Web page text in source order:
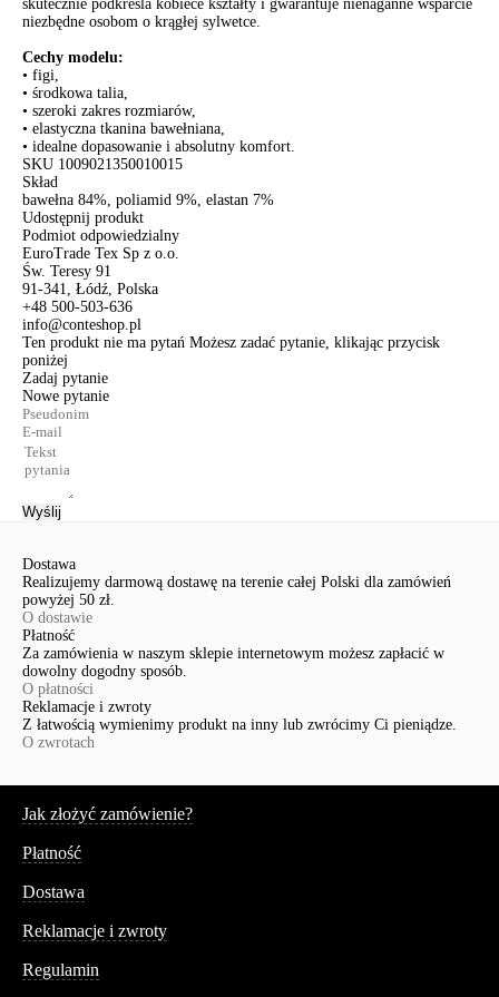
skutecznie podkreśla kobiece kształty i gwarantuje nienaganne wsparcie
niezbędne osobom o krągłej sylwetce.
Cechy modelu:
• figi,
• środkowa talia,
• szeroki zakres rozmiarów,
• elastyczna tkanina bawełniana,
• idealne dopasowanie i absolutny komfort.
SKU 1009021350010015
Skład
bawełna 84%, poliamid 9%, elastan 7%
Udostępnij produkt
Podmiot odpowiedzialny
EuroTrade Tex Sp z o.o.
Św. Teresy 91
91-341, Łódź, Polska
+48 500-503-636
info@conteshop.pl
Ten produkt nie ma pytań Możesz zadać pytanie, klikając przycisk
poniżej
Zadaj pytanie
Nowe pytanie
Wyślij
Dostawa
Realizujemy darmową dostawę na terenie całej Polski dla zamówień
powyżej 50 zł.
O dostawie
Płatność
Za zamówienia w naszym sklepie internetowym możesz zapłacić w
dowolny dogodny sposób.
O płatności
Reklamacje i zwroty
Z łatwością wymienimy produkt na inny lub zwrócimy Ci pieniądze.
O zwrotach
Jak złożyć zamówienie?
Płatność
Dostawa
Reklamacje i zwroty
Regulamin